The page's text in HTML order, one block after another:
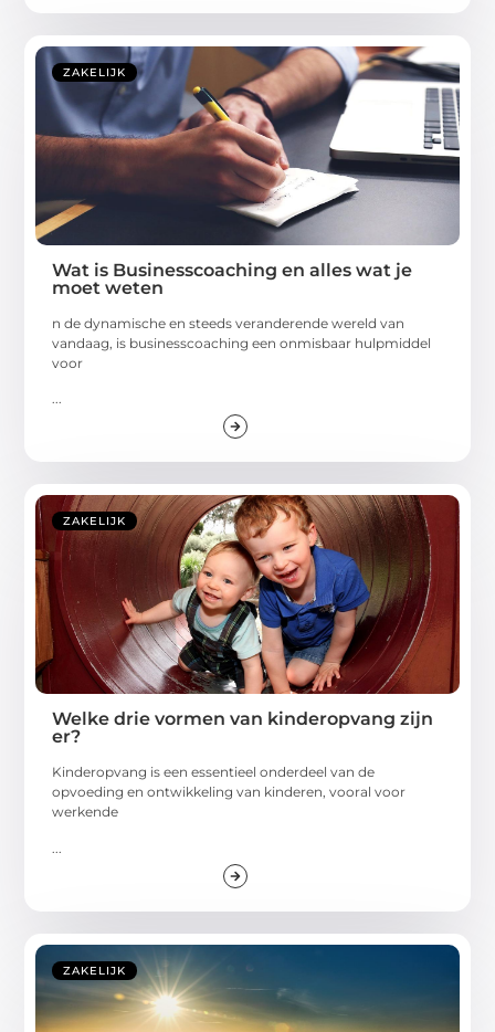
ZAKELIJK
Wat is Businesscoaching en alles wat je
moet weten
n de dynamische en steeds veranderende wereld van
vandaag, is businesscoaching een onmisbaar hulpmiddel
ZAKELIJK
Welke drie vormen van kinderopvang zijn
er?
Kinderopvang is een essentieel onderdeel van de
opvoeding en ontwikkeling van kinderen, vooral voor
werkende
ZAKELIJK